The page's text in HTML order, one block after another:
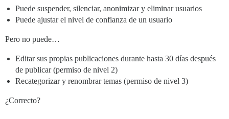
Puede suspender, silenciar, anonimizar y eliminar usuarios
Puede ajustar el nivel de confianza de un usuario
Pero no puede…
Editar sus propias publicaciones durante hasta 30 días después
de publicar (permiso de nivel 2)
Recategorizar y renombrar temas (permiso de nivel 3)
¿Correcto?